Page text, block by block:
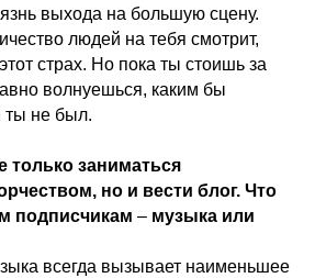
выхода на большую сцену.
людей на тебя смотрит,
страх. Но пока ты стоишь за
волнуешься, каким бы
ты не был.
только заниматься
но и вести блог. Что
подписчикам – музыка или
всегда вызывает наименьшее